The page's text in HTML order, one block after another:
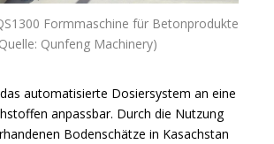
Formmaschine für Betonprodukte
Qunfeng Machinery)
automatisierte Dosiersystem an eine
anpassbar. Durch die Nutzung
Bodenschätze in Kasachstan